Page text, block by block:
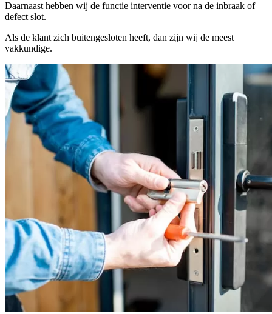
Daarnaast hebben wij de functie interventie voor na de inbraak of
defect slot.
Als de klant zich buitengesloten heeft, dan zijn wij de meest
vakkundige.